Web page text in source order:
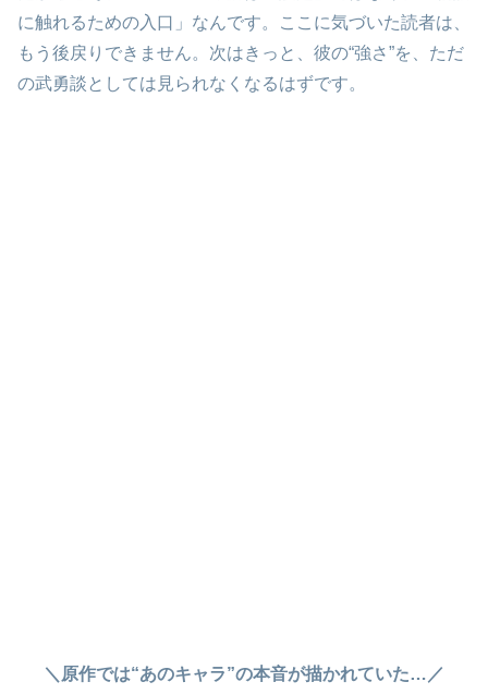
に触れるための入口」なんです。ここに気づいた読者は、
もう後戻りできません。次はきっと、彼の“強さ”を、ただ
の武勇談としては見られなくなるはずです。
＼原作では“あのキャラ”の本音が描かれていた…／